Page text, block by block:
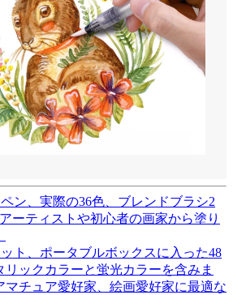
ン、実際の36色、ブレンドブラシ2
ーティストや初心者の画家から塗り
ト、ポータブルボックスに入った48
ックカラーと蛍光カラーを含みま
マチュア愛好家、絵画愛好家に最適な